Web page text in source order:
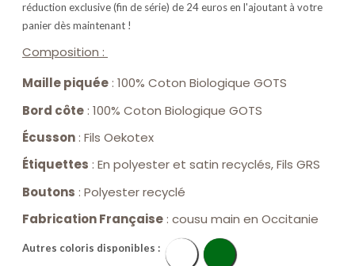
réduction exclusive (fin de série) de 24 euros en l'ajoutant à votre
panier dès maintenant !
Composition :
Maille piquée : 100% Coton Biologique GOTS
Bord côte : 100% Coton Biologique GOTS
Écusson : Fils Oekotex
Étiquettes : En polyester et satin recyclés, Fils GRS
Boutons : Polyester recyclé
Fabrication Française : cousu main en Occitanie
Autres coloris disponibles : Blanc Vert